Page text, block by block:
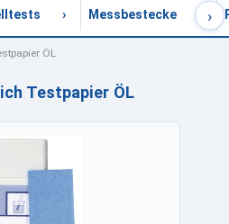
› Messbestecke ›
ÖL
Testpapier ÖL